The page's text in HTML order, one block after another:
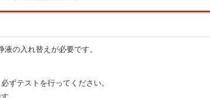
の入れ替えが必要です。
ずテストを行ってください。